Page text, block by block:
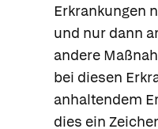
Erkrankungen
und nur dann
andere
bei diesen
anhaltendem
dies ein
Apotheken in
Ihrer Nähe